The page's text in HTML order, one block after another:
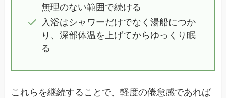
無理のない範囲で続ける
入浴はシャワーだけでなく湯船につか
り、深部体温を上げてからゆっくり眠
る
これらを継続することで、軽度の倦怠感であれば